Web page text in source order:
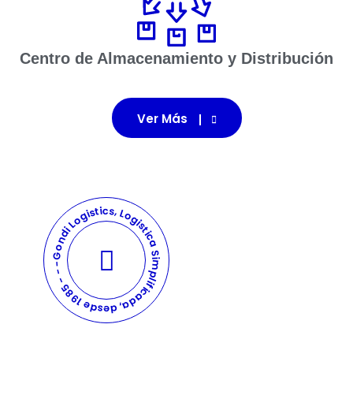
Centro de Almacenamiento y Distribución
Ver Más
Gondi Logistics, Logistica Simplificada, desde 1985 - - - -